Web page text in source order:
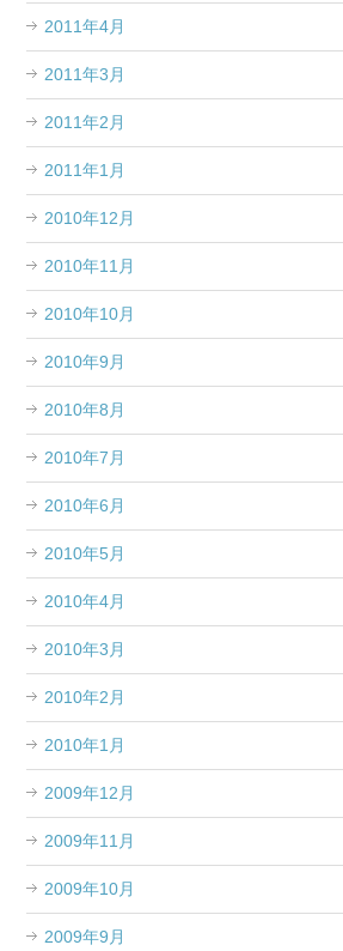
2011年4月
2011年3月
2011年2月
2011年1月
2010年12月
2010年11月
2010年10月
2010年9月
2010年8月
2010年7月
2010年6月
2010年5月
2010年4月
2010年3月
2010年2月
2010年1月
2009年12月
2009年11月
2009年10月
2009年9月